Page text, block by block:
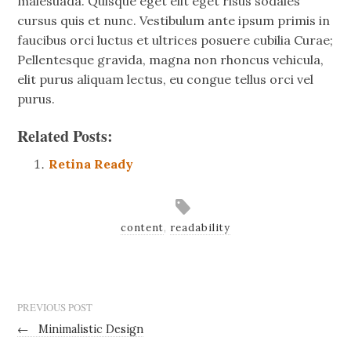
cursus quis et nunc. Vestibulum ante ipsum primis in
faucibus orci luctus et ultrices posuere cubilia Curae;
Pellentesque gravida, magna non rhoncus vehicula,
elit purus aliquam lectus, eu congue tellus orci vel
purus.
Related Posts:
Retina Ready
content, readability
PREVIOUS POST
←
Minimalistic Design